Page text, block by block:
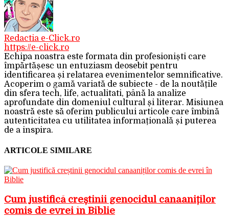
Redactia e-Click.ro
https://e-click.ro
Echipa noastra este formata din profesioniști care
împărtășesc un entuziasm deosebit pentru
identificarea și relatarea evenimentelor semnificative.
Acoperim o gamă variată de subiecte - de la noutățile
din sfera tech, life, actualitati, până la analize
aprofundate din domeniul cultural și literar. Misiunea
noastră este să oferim publicului articole care îmbină
autenticitatea cu utilitatea informațională și puterea
de a inspira.
ARTICOLE SIMILARE
Cum justifică creștinii genocidul canaaniților
comis de evrei în Biblie